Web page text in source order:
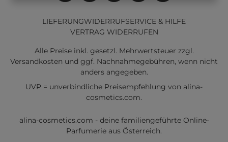
LIEFERUNGWIDERRUFSERVICE & HILFE
VERTRAG WIDERRUFEN
Alle Preise inkl. gesetzl. Mehrwertsteuer zzgl.
Versandkosten und ggf. Nachnahmegebühren, wenn nicht
anders angegeben.
UVP = unverbindliche Preisempfehlung von alina-
cosmetics.com.
alina-cosmetics.com - deine familiengeführte Online-
Parfumerie aus Österreich.